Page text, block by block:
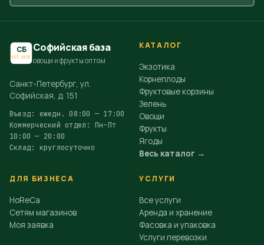
СБ
EST.2015
Софийская база
овощи и фрукты оптом
Санкт-Петербург, ул.
Софийская, д. 151
Въезд: ежедн. 08:00 — 17:00
Коммерческий отдел: Пн–Пт
10:00 — 20:00
Склад: круглосуточно
КАТАЛОГ
Экзотика
Корнеплоды
Фруктовые корзины
Зелень
Овощи
Фрукты
Ягоды
Весь каталог →
ДЛЯ БИЗНЕСА
HoReCa
Сетям магазинов
Моя заявка
УСЛУГИ
Все услуги
Аренда и хранение
Фасовка и упаковка
Услуги перевозки